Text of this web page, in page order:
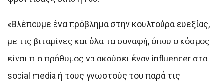
«Βλέπουμε ένα πρόβλημα στην κουλτούρα ευεξίας,
με τις βιταμίνες και όλα τα συναφή, όπου ο κόσμος
είναι πιο πρόθυμος να ακούσει έναν influencer στα
social media ή τους γνωστούς του παρά τις